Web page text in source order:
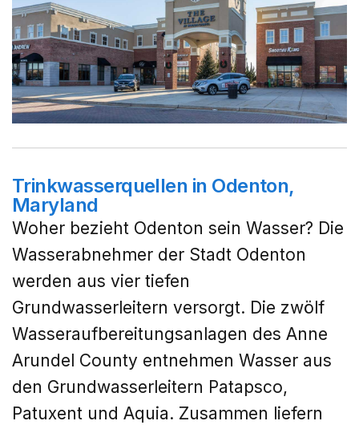
Trinkwasserquellen in Odenton,
Maryland
Woher bezieht Odenton sein Wasser? Die
Wasserabnehmer der Stadt Odenton
werden aus vier tiefen
Grundwasserleitern versorgt. Die zwölf
Wasseraufbereitungsanlagen des Anne
Arundel County entnehmen Wasser aus
den Grundwasserleitern Patapsco,
Patuxent und Aquia. Zusammen liefern